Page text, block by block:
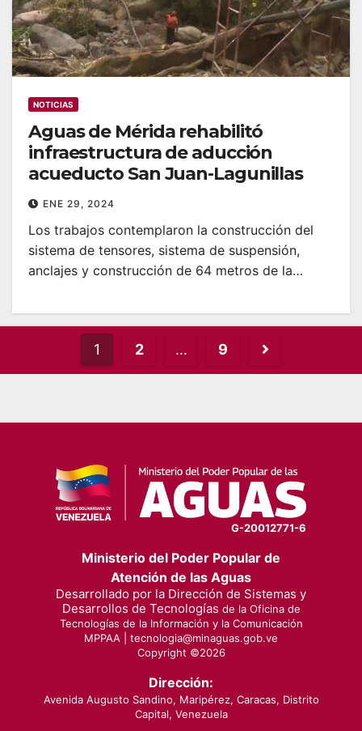
NOTICIAS
Aguas de Mérida rehabilitó
infraestructura de aducción
acueducto San Juan-Lagunillas
ENE 29, 2024
Los trabajos contemplaron la construcción del
sistema de tensores, sistema de suspensión,
anclajes y construcción de 64 metros de la…
pagination
1 2 … 9
G-20012771-6
Ministerio del Poder Popular de
Atención de las Aguas
Desarrollado por la Dirección de Sistemas y
Desarrollos de Tecnologías de la Oficina de
Tecnologías de la Información y la Comunicación
MPPAA | tecnologia@minaguas.gob.ve
Copyright ©2026
Dirección:
Avenida Augusto Sandino, Maripérez, Caracas, Distrito
Capital, Venezuela